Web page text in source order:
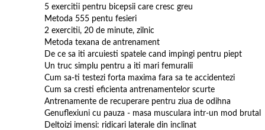
5 exercitii pentru bicepsii care cresc greu
Metoda 555 pentu fesieri
2 exercitii, 20 de minute, zilnic
Metoda texana de antrenament
De ce sa iti arcuiesti spatele cand impingi pentru piept
Un truc simplu pentru a iti mari femuralii
Cum sa-ti testezi forta maxima fara sa te accidentezi
Cum sa cresti eficienta antrenamentelor scurte
Antrenamente de recuperare pentru ziua de odihna
Genuflexiuni cu pauza - masa musculara intr-un mod brutal
Deltoizi imensi: ridicari laterale din inclinat